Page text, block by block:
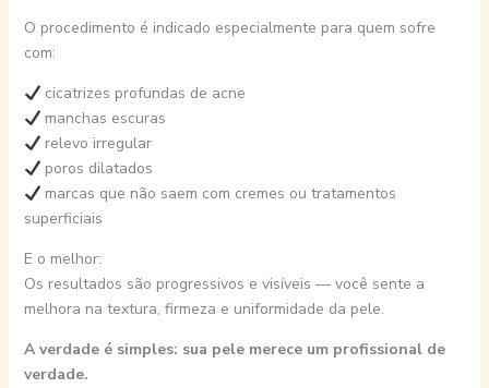
O procedimento é indicado especialmente para quem sofre
com:
cicatrizes profundas de acne
manchas escuras
relevo irregular
poros dilatados
marcas que não saem com cremes ou tratamentos
superficiais
E o melhor:
Os resultados são progressivos e visíveis — você sente a
melhora na textura, firmeza e uniformidade da pele.
A verdade é simples: sua pele merece um profissional de
verdade.